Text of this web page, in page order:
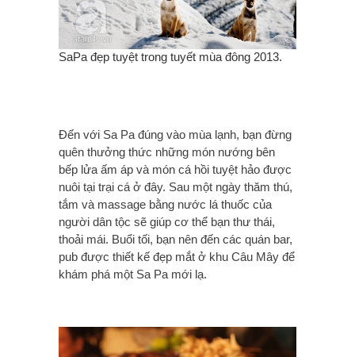
SaPa đẹp tuyệt trong tuyết mùa đông 2013.
Đến với Sa Pa đúng vào mùa lạnh, bạn đừng
quên thưởng thức những món nướng bên
bếp lửa ấm áp và món cá hồi tuyệt hảo được
nuôi tại trại cá ở đây. Sau một ngày thăm thú,
tắm và massage bằng nước lá thuốc của
người dân tộc sẽ giúp cơ thể bạn thư thái,
thoải mái. Buổi tối, bạn nên đến các quán bar,
pub được thiết kế đẹp mắt ở khu Câu Mây để
khám phá một Sa Pa mới lạ.